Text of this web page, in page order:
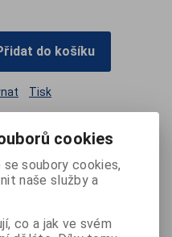
do košíku
Tisk
cookies
se soubory cookies,
naše služby a
co a jak ve svém